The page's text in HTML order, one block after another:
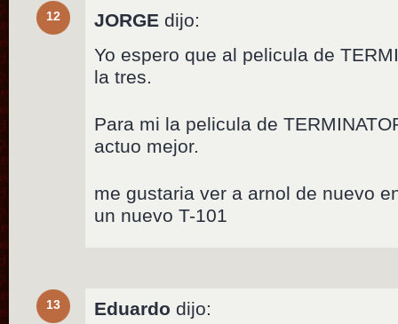
12 JORGE dijo:
Yo espero que al pelicula de
la tres.
Para mi la pelicula de
actuo mejor.
me gustaria ver a arnol de nuevo
un nuevo T-101
13 Eduardo dijo: